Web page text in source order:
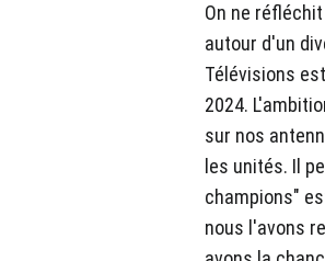
On ne
autour d'un
Télévisions
2024.
sur nos
les unités. Il
champions"
nous l'avons